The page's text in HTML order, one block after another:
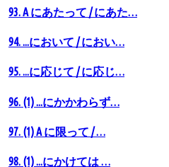
93. A にあたって / にあた…
94. ...において / におい…
95. ...に応じて / に応じ…
96. (1) ...にかかわらず…
97. (1) A に限って / …
98. (1) ...にかけては …